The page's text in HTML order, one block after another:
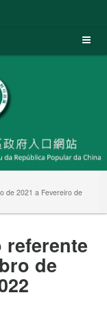
de 2021 a Fevereiro de
de